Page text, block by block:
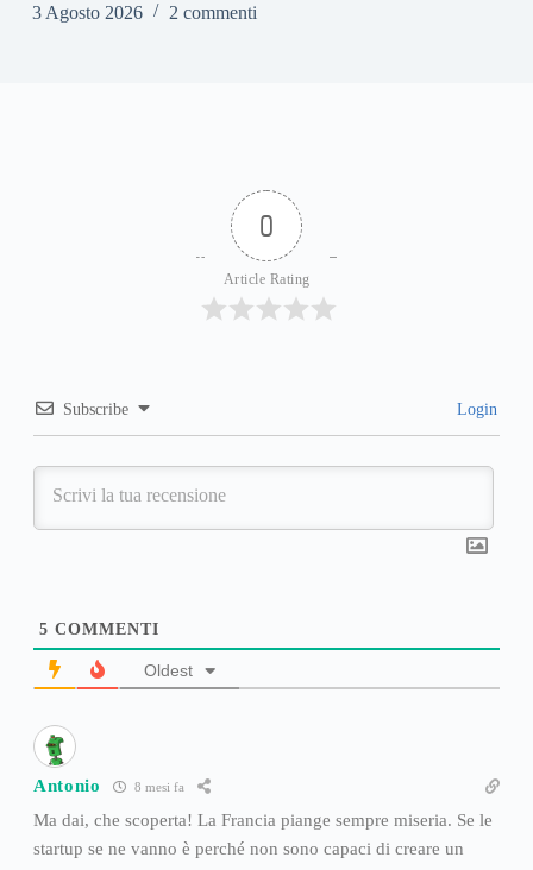
3 Agosto 2026
2 commenti
0
Article Rating
Subscribe Login
5 COMMENTI
Oldest
Antonio 8 mesi fa
Ma dai, che scoperta! La Francia piange sempre miseria. Se le
startup se ne vanno è perché non sono capaci di creare un